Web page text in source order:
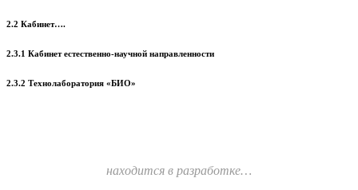
2.2 Кабинет….
2.3.1 Кабинет естественно-научной направленности
2.3.2 Технолаборатория «БИО»
находится в разработке…